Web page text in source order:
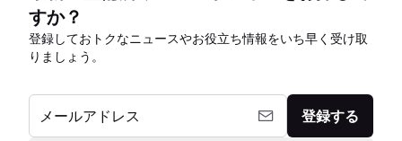
すか？
登録しておトクなニュースやお役立ち情報をいち早く受け取
りましょう。
メールアドレス 登録する